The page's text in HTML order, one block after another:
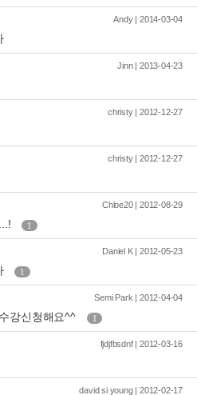
Andy | 2014-03-04
Jinn | 2013-04-23
christy | 2012-12-27
christy | 2012-12-27
Chloe20 | 2012-08-29
1
Daniel K | 2012-05-23
1
Semi Park | 2012-04-04
강신청해요^^ 1
fjdjfbsdnf | 2012-03-16
david si young | 2012-02-17